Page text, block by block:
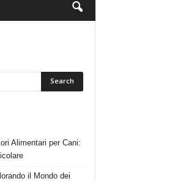
Alimentari per Cani:
il Mondo dei